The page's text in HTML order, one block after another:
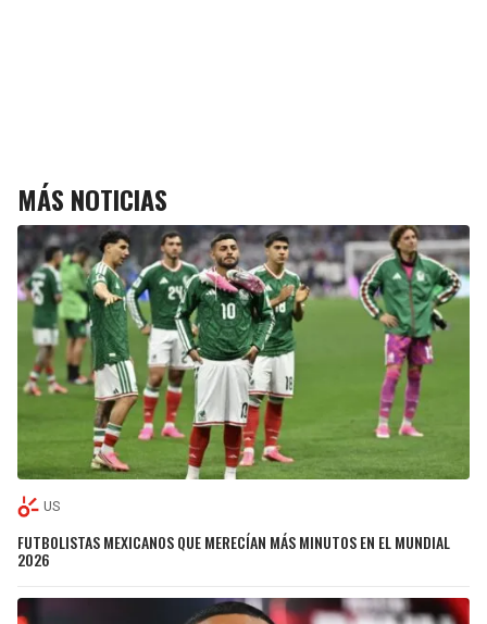
MÁS NOTICIAS
US
FUTBOLISTAS MEXICANOS QUE MERECÍAN MÁS MINUTOS EN EL MUNDIAL
2026